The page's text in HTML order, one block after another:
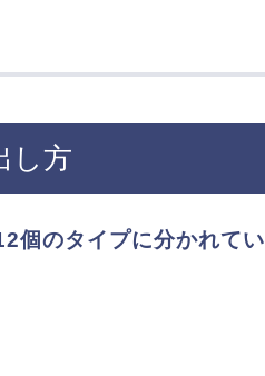
し方
個のタイプに分かれてい